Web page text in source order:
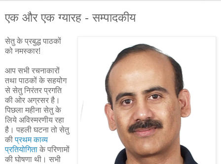
एक और एक ग्यारह - सम्पादकीय
सेतु के प्रबुद्ध पाठकों
को नमस्कार!
आप सभी रचनाकारों
तथा पाठकों के सहयोग
से सेतु निरंतर प्रगति
की ओर अग्रसर है।
पिछला महीना सेतु के
लिये अविस्मरणीय रहा
है। पहली घटना तो सेतु
कीप्रथम काव्य
प्रतियोगिता के परिणामों
की घोषणा थी। सभी